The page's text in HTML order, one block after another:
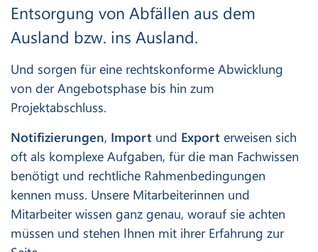
Entsorgung von Abfällen aus dem
Ausland bzw. ins Ausland.
Und sorgen für eine rechtskonforme Abwicklung
von der Angebotsphase bis hin zum
Projektabschluss.
Notifizierungen, Import und Export erweisen sich
oft als komplexe Aufgaben, für die man Fachwissen
benötigt und rechtliche Rahmenbedingungen
kennen muss. Unsere Mitarbeiterinnen und
Mitarbeiter wissen ganz genau, worauf sie achten
müssen und stehen Ihnen mit ihrer Erfahrung zur